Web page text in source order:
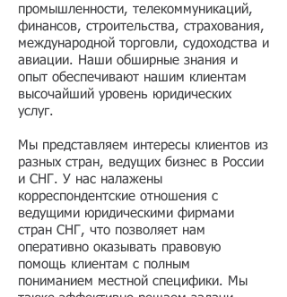
промышленности, телекоммуникаций,
финансов, строительства, страхования,
международной торговли, судоходства и
авиации. Наши обширные знания и
опыт обеспечивают нашим клиентам
высочайший уровень юридических
услуг.
Мы представляем интересы клиентов из
разных стран, ведущих бизнес в России
и СНГ. У нас налажены
корреспондентские отношения с
ведущими юридическими фирмами
стран СНГ, что позволяет нам
оперативно оказывать правовую
помощь клиентам с полным
пониманием местной специфики. Мы